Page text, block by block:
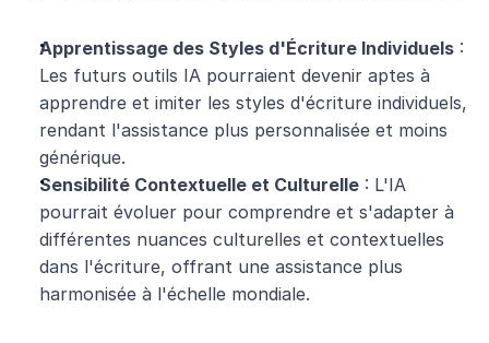
Apprentissage des Styles d'Écriture Individuels :
Les futurs outils IA pourraient devenir aptes à
apprendre et imiter les styles d'écriture individuels,
rendant l'assistance plus personnalisée et moins
générique.
Sensibilité Contextuelle et Culturelle : L'IA
pourrait évoluer pour comprendre et s'adapter à
différentes nuances culturelles et contextuelles
dans l'écriture, offrant une assistance plus
harmonisée à l'échelle mondiale.